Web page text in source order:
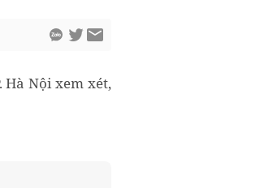
Hà Nội xem xét,